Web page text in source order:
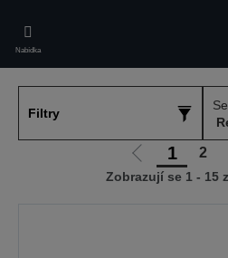
main
content
Nabídka
Filtry
Jít
na
1 2
Zobrazují se 1 - 15